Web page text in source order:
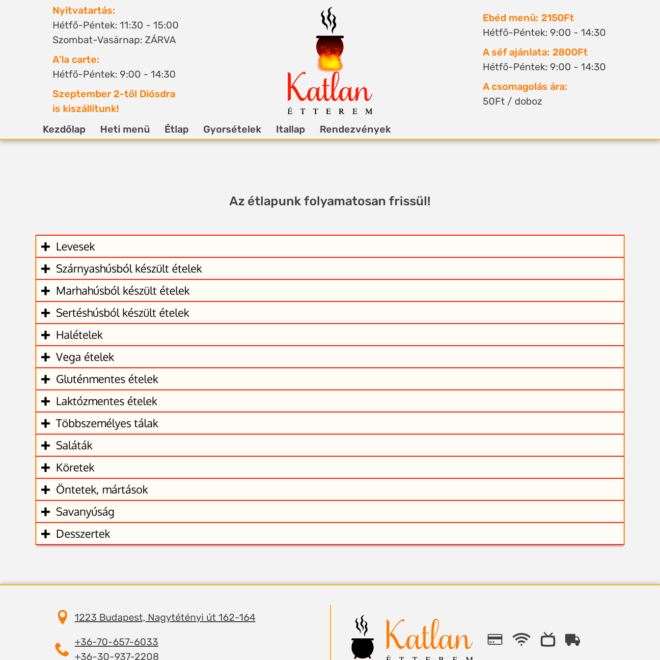
Nyitvatartás:
Hétfő-Péntek: 11:30 - 15:00
Szombat-Vasárnap: ZÁRVA
A’la carte:
Hétfő-Péntek: 9:00 - 14:30
Szeptember 2-től Diósdra
is kiszállítunk!
Ebéd menü: 2150Ft
Hétfő-Péntek: 9:00 - 14:30
A séf ajánlata: 2800Ft
Hétfő-Péntek: 9:00 - 14:30
A csomagolás ára:
50Ft / doboz
Kezdőlap Heti menü Étlap Gyorsételek Itallap Rendezvények
Az étlapunk folyamatosan frissül!
Levesek
Szárnyashúsból készült ételek
Marhahúsból készült ételek
Sertéshúsból készült ételek
Halételek
Vega ételek
Gluténmentes ételek
Laktózmentes ételek
Többszemélyes tálak
Saláták
Köretek
Öntetek, mártások
Savanyúság
Desszertek
1223 Budapest, Nagytétényi út 162-164
+36-70-657-6033
+36-30-937-2208